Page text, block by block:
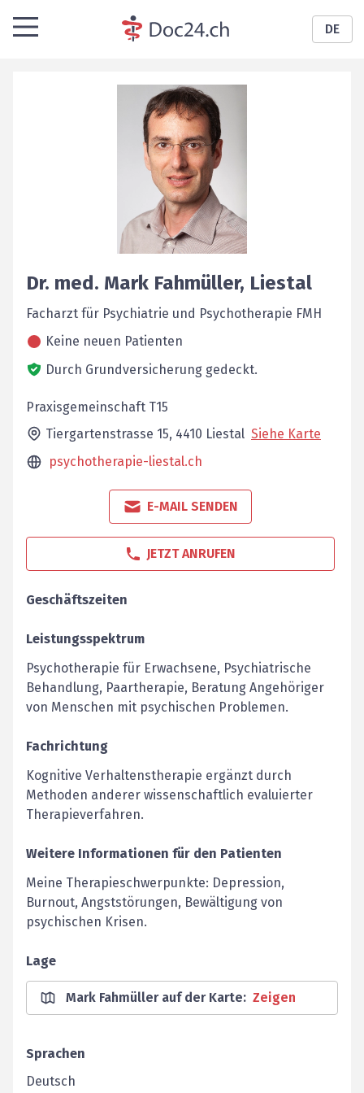
DE
Dr. med. Mark Fahmüller, Liestal
Facharzt für Psychiatrie und Psychotherapie FMH
Keine neuen Patienten
Durch Grundversicherung gedeckt.
Praxisgemeinschaft T15
Tiergartenstrasse 15, 4410 Liestal Siehe Karte
psychotherapie-liestal.ch
E-MAIL SENDEN
JETZT ANRUFEN
Geschäftszeiten
Leistungsspektrum
Psychotherapie für Erwachsene, Psychiatrische
Behandlung, Paartherapie, Beratung Angehöriger
von Menschen mit psychischen Problemen.
Fachrichtung
Kognitive Verhaltenstherapie ergänzt durch
Methoden anderer wissenschaftlich evaluierter
Therapieverfahren.
Weitere Informationen für den Patienten
Meine Therapieschwerpunkte: Depression,
Burnout, Angststörungen, Bewältigung von
psychischen Krisen.
Lage
Mark Fahmüller auf der Karte: Zeigen
Sprachen
Deutsch